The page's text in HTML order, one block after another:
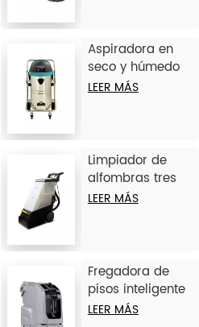
Aspiradora en
seco y húmedo
de hierro JC1245
LEER MÁS
Limpiador de
alfombras tres
en uno JIECHI
LEER MÁS
Fregadora de
pisos inteligente
sin conductor
LEER MÁS